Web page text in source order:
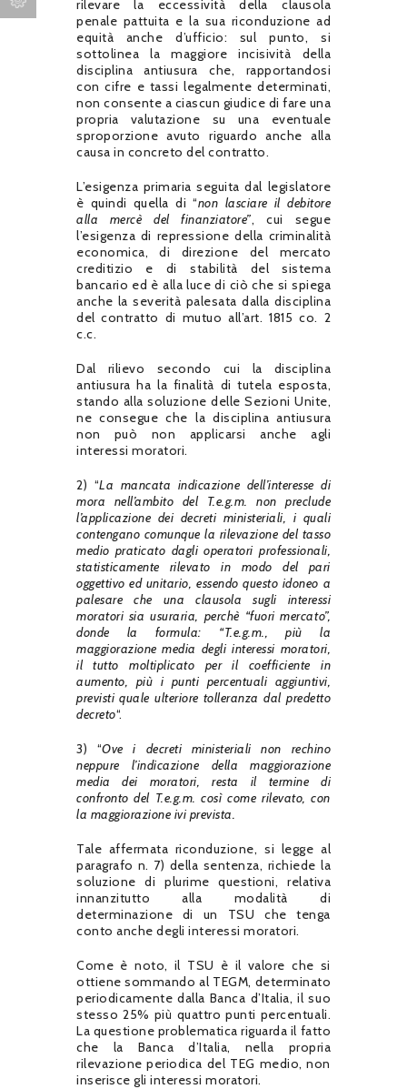
rilevare la eccessività della clausola
penale pattuita e la sua riconduzione ad
equità anche d’ufficio: sul punto, si
sottolinea la maggiore incisività della
disciplina antiusura che, rapportandosi
con cifre e tassi legalmente determinati,
non consente a ciascun giudice di fare una
propria valutazione su una eventuale
sproporzione avuto riguardo anche alla
causa in concreto del contratto.
L’esigenza primaria seguita dal legislatore
è quindi quella di “non lasciare il debitore
alla mercè del finanziatore”, cui segue
l’esigenza di repressione della criminalità
economica, di direzione del mercato
creditizio e di stabilità del sistema
bancario ed è alla luce di ciò che si spiega
anche la severità palesata dalla disciplina
del contratto di mutuo all’art. 1815 co. 2
c.c.
Dal rilievo secondo cui la disciplina
antiusura ha la finalità di tutela esposta,
stando alla soluzione delle Sezioni Unite,
ne consegue che la disciplina antiusura
non può non applicarsi anche agli
interessi moratori.
2) “La mancata indicazione dell’interesse di
mora nell’ambito del T.e.g.m. non preclude
l’applicazione dei decreti ministeriali, i quali
contengano comunque la rilevazione del tasso
medio praticato dagli operatori professionali,
statisticamente rilevato in modo del pari
oggettivo ed unitario, essendo questo idoneo a
palesare che una clausola sugli interessi
moratori sia usuraria, perchè “fuori mercato”,
donde la formula: “T.e.g.m., più la
maggiorazione media degli interessi moratori,
il tutto moltiplicato per il coefficiente in
aumento, più i punti percentuali aggiuntivi,
previsti quale ulteriore tolleranza dal predetto
decreto“.
3) “Ove i decreti ministeriali non rechino
neppure l’indicazione della maggiorazione
media dei moratori, resta il termine di
confronto del T.e.g.m. così come rilevato, con
la maggiorazione ivi prevista.
Tale affermata riconduzione, si legge al
paragrafo n. 7) della sentenza, richiede la
soluzione di plurime questioni, relativa
innanzitutto alla modalità di
determinazione di un TSU che tenga
conto anche degli interessi moratori.
Come è noto, il TSU è il valore che si
ottiene sommando al TEGM, determinato
periodicamente dalla Banca d’Italia, il suo
stesso 25% più quattro punti percentuali.
La questione problematica riguarda il fatto
che la Banca d’Italia, nella propria
rilevazione periodica del TEG medio, non
inserisce gli interessi moratori.